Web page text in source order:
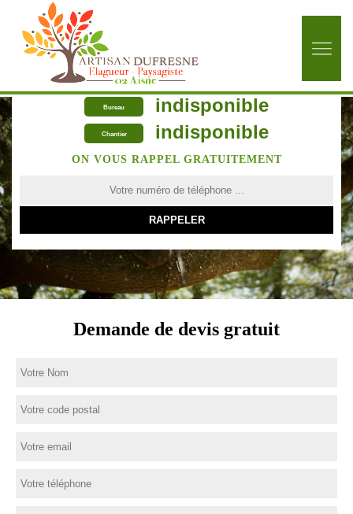
Bureau indisponible
Chantier indisponible
ON VOUS RAPPEL GRATUITEMENT
Demande de devis gratuit